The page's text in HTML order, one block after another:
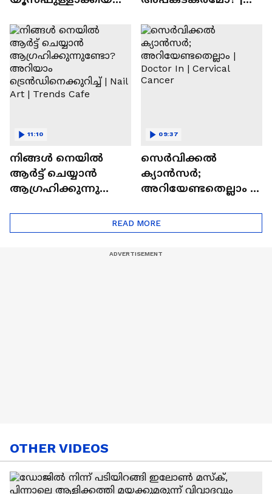
നിങ്ങൾ നെയിൽ
ആർട്ട് ചെയ്യാൻ
ആഗ്രഹിക്കുന്നുണ്ടോ
ട്രെൻഡിനെക്കുറിച്ച് |
Nail Art | Trends Cafe
11:10
സെർവിക്കൽ
ക്യാൻസർ;
അറിയേണ്ടതെല്ലാം |
Cancer
09:37
READ MORE
OTHER VIDEOS